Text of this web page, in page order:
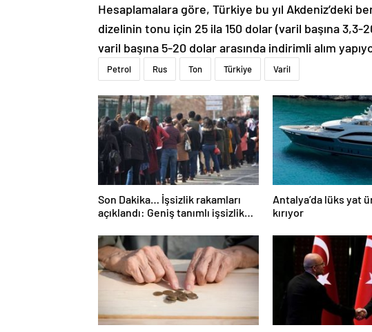
Hesaplamalara göre, Türkiye bu yıl Akdeniz’deki
dizelinin tonu için 25 ila 150 dolar (varil başına
varil başına 5-20 dolar arasında indirimli alım
Petrol Rus Ton Türkiye Varil
Son Dakika… İşsizlik rakamları
açıklandı: Geniş tanımlı işsizlik
Antalya’da lüks yat
kırıyor